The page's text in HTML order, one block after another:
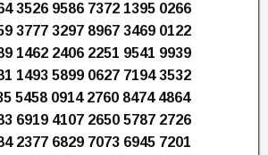
3526 9586 7372 1395 0266
3777 3297 8967 3469 0122
1462 2406 2251 9541 9939
1493 5899 0627 7194 3532
5458 0914 2760 8474 4864
6919 4107 2650 5787 2726
2377 6829 7073 6945 7201